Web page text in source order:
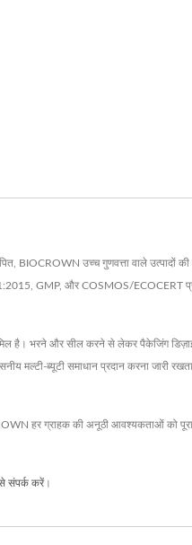
BIOCROWN उच्च गुणवत्ता वाले उत्पादों की
GMP, और COSMOS/ECOCERT
है। भरने और सील करने से लेकर पैकेजिंग
ब्यूटी समाधान प्रदान करना जारी
हर ग्राहक की अनूठी आवश्यकताओं को
संपर्क करें।